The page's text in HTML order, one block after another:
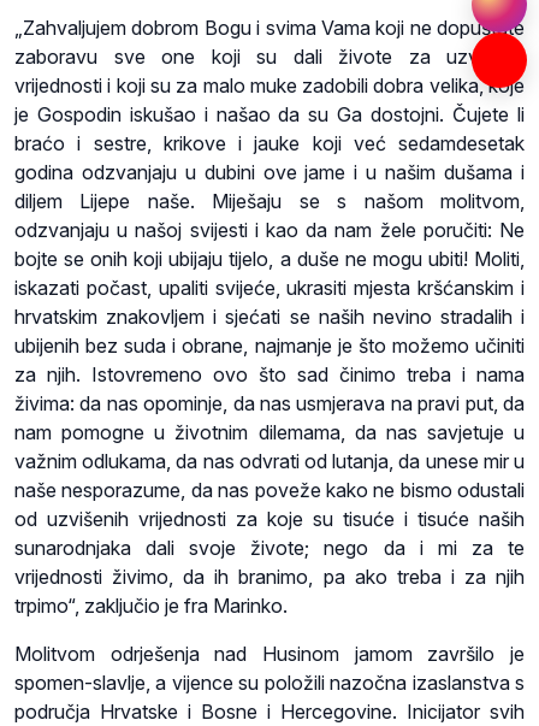
„Zahvaljujem dobrom Bogu i svima Vama koji ne dopuštate
zaboravu sve one koji su dali živote za uzvišene
vrijednosti i koji su za malo muke zadobili dobra velika, koje
je Gospodin iskušao i našao da su Ga dostojni. Čujete li
braćo i sestre, krikove i jauke koji već sedamdesetak
godina odzvanjaju u dubini ove jame i u našim dušama i
diljem Lijepe naše. Miješaju se s našom molitvom,
odzvanjaju u našoj svijesti i kao da nam žele poručiti: Ne
bojte se onih koji ubijaju tijelo, a duše ne mogu ubiti! Moliti,
iskazati počast, upaliti svijeće, ukrasiti mjesta kršćanskim i
hrvatskim znakovljem i sjećati se naših nevino stradalih i
ubijenih bez suda i obrane, najmanje je što možemo učiniti
za njih. Istovremeno ovo što sad činimo treba i nama
živima: da nas opominje, da nas usmjerava na pravi put, da
nam pomogne u životnim dilemama, da nas savjetuje u
važnim odlukama, da nas odvrati od lutanja, da unese mir u
naše nesporazume, da nas poveže kako ne bismo odustali
od uzvišenih vrijednosti za koje su tisuće i tisuće naših
sunarodnjaka dali svoje živote; nego da i mi za te
vrijednosti živimo, da ih branimo, pa ako treba i za njih
trpimo“, zaključio je fra Marinko.
Molitvom odrješenja nad Husinom jamom završilo je
spomen-slavlje, a vijence su položili nazočna izaslanstva s
područja Hrvatske i Bosne i Hercegovine. Inicijator svih